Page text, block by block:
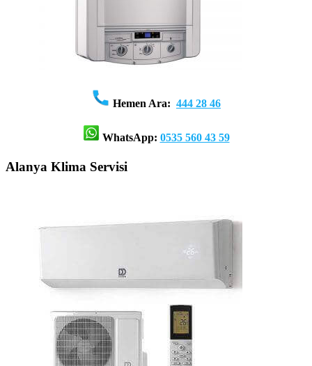
Hemen Ara: 444 28 46
WhatsApp: 0535 560 43 59
Alanya Klima Servisi